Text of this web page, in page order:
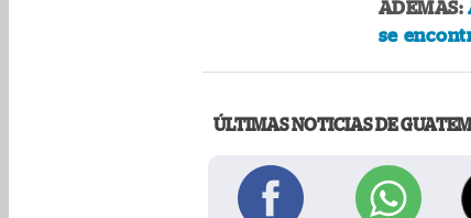
ADEMÁS:
se
ÚLTIMAS NOTICIAS DE